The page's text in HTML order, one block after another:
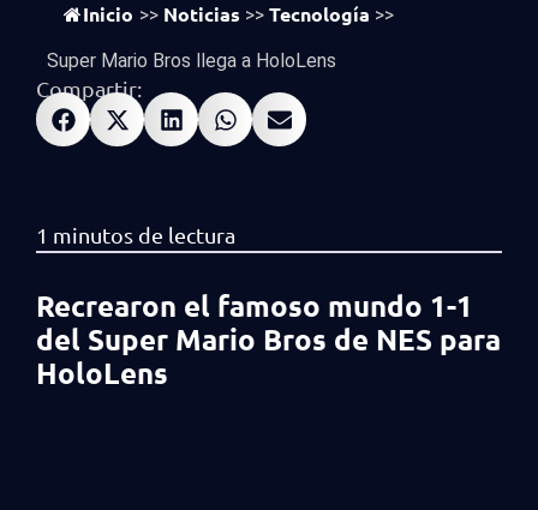
Inicio >> Noticias >> Tecnología >>
Super Mario Bros llega a HoloLens
Compartir:
Recrearon el famoso mundo 1-1
del Super Mario Bros de NES para
HoloLens